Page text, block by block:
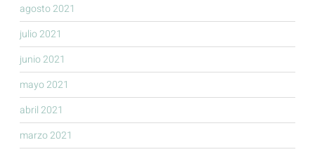
agosto 2021
julio 2021
junio 2021
mayo 2021
abril 2021
marzo 2021